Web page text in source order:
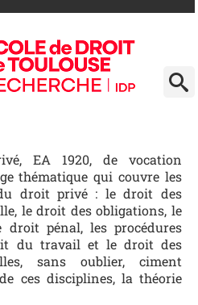
EA 1920, de vocation
thématique qui couvre les
droit privé : le droit des
le droit des obligations, le
pénal, les procédures
du travail et le droit des
sans oublier, ciment
ces disciplines, la théorie